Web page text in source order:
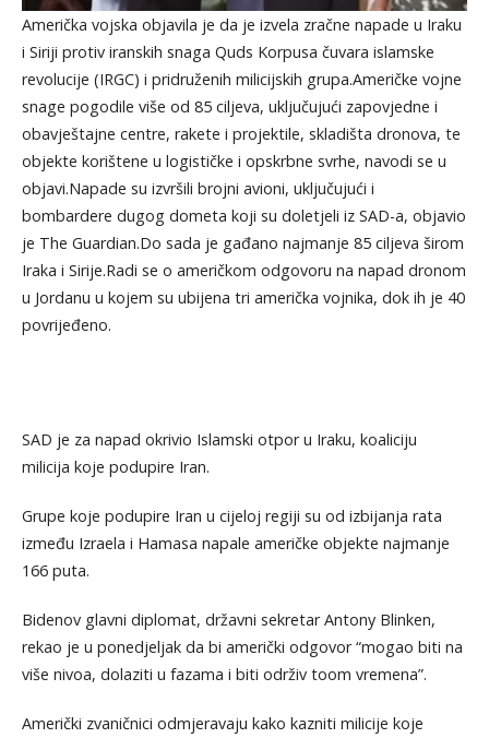
Američka vojska objavila je da je izvela zračne napade u Iraku
i Siriji protiv iranskih snaga Quds Korpusa čuvara islamske
revolucije (IRGC) i pridruženih milicijskih grupa.Američke vojne
snage pogodile više od 85 ciljeva, uključujući zapovjedne i
obavještajne centre, rakete i projektile, skladišta dronova, te
objekte korištene u logističke i opskrbne svrhe, navodi se u
objavi.Napade su izvršili brojni avioni, uključujući i
bombardere dugog dometa koji su doletjeli iz SAD-a, objavio
je The Guardian.Do sada je gađano najmanje 85 ciljeva širom
Iraka i Sirije.Radi se o američkom odgovoru na napad dronom
u Jordanu u kojem su ubijena tri američka vojnika, dok ih je 40
povrijeđeno.
SAD je za napad okrivio Islamski otpor u Iraku, koaliciju
milicija koje podupire Iran.
Grupe koje podupire Iran u cijeloj regiji su od izbijanja rata
između Izraela i Hamasa napale američke objekte najmanje
166 puta.
Bidenov glavni diplomat, državni sekretar Antony Blinken,
rekao je u ponedjeljak da bi američki odgovor “mogao biti na
više nivoa, dolaziti u fazama i biti održiv toom vremena”.
Američki zvaničnici odmjeravaju kako kazniti milicije koje